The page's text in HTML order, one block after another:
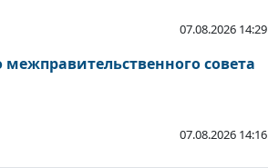
07.08.2026 14:29
совета
07.08.2026 14:16